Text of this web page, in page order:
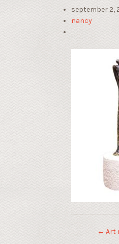
september 2,
nancy
← Art